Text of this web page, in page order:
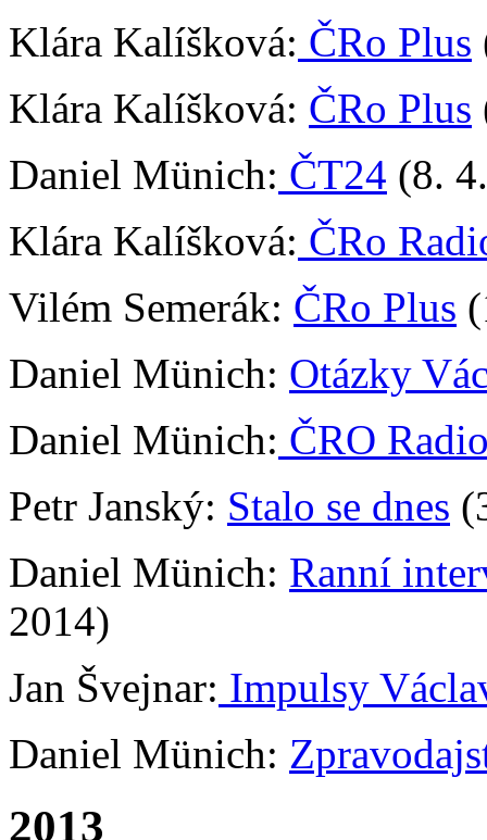
Klára Kalíšková: ČRo Plus
Klára Kalíšková: ČRo Plus
Daniel Münich: ČT24 (8.
Klára Kalíšková: ČRo
Vilém Semerák: ČRo Plus
Daniel Münich: Otázky
Daniel Münich: ČRO
Petr Janský: Stalo se dnes
Daniel Münich: Ranní
2014)
Jan Švejnar: Impulsy
Daniel Münich:
2013